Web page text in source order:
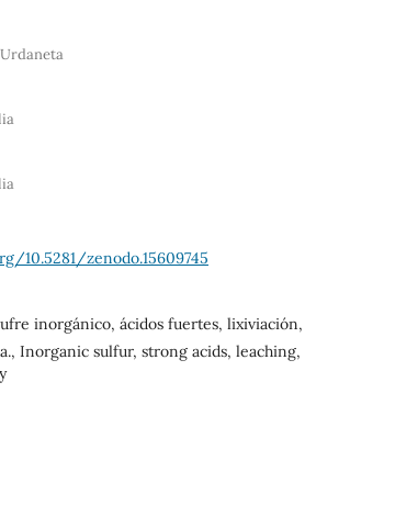
10.5281/zenodo.15609745
inorgánico, ácidos fuertes, lixiviación,
Inorganic sulfur, strong acids, leaching,